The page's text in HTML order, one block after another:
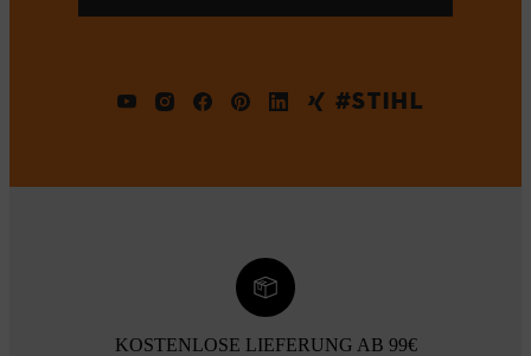
#STIHL
KOSTENLOSE LIEFERUNG AB 99€